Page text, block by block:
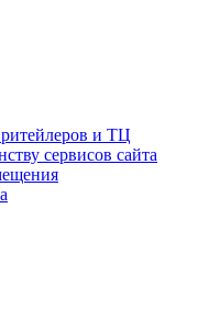
и ТЦ
сервисов сайта